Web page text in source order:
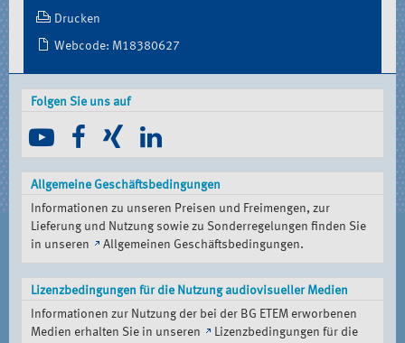
Drucken
Webcode: M18380627
Folgen Sie uns auf
Allgemeine Geschäftsbedingungen
Informationen zu unseren Preisen und Freimengen, zur
Lieferung und Nutzung sowie zu Sonderregelungen finden Sie
in unseren
Allgemeinen Geschäftsbedingungen.
Lizenzbedingungen für die Nutzung audiovisueller Medien
Informationen zur Nutzung der bei der BG ETEM erworbenen
Medien erhalten Sie in unseren
Lizenzbedingungen für die